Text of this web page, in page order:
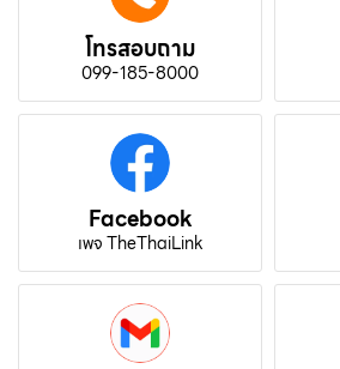
โทรสอบถาม
099-185-8000
Facebook
เพจ TheThaiLink